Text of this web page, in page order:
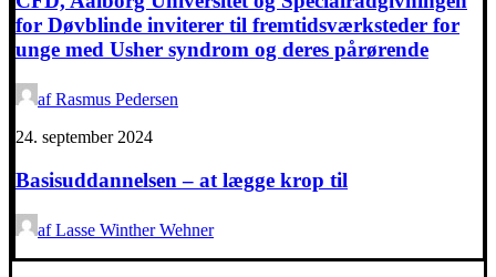
for Døvblinde inviterer til fremtidsværksteder for
unge med Usher syndrom og deres pårørende
af Rasmus Pedersen
24. september 2024
Basisuddannelsen – at lægge krop til
af Lasse Winther Wehner